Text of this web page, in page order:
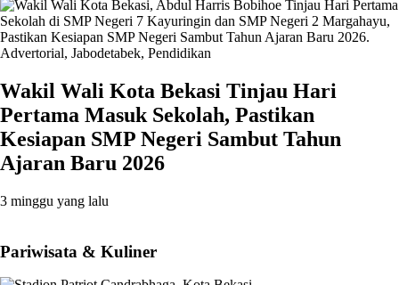
Advertorial, Jabodetabek, Pendidikan
Wakil Wali Kota Bekasi Tinjau Hari
Pertama Masuk Sekolah, Pastikan
Kesiapan SMP Negeri Sambut Tahun
Ajaran Baru 2026
3 minggu yang lalu
Pariwisata & Kuliner